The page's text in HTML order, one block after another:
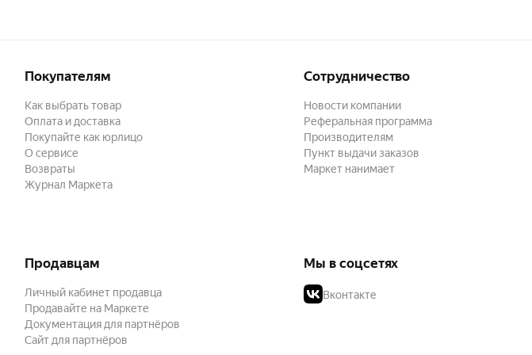
Покупателям
Как выбрать товар
Оплата и доставка
Покупайте как юрлицо
О сервисе
Возвраты
Журнал Маркета
Сотрудничество
Новости компании
Реферальная программа
Производителям
Пункт выдачи заказов
Маркет нанимает
Продавцам
Личный кабинет продавца
Продавайте на Маркете
Документация для партнёров
Сайт для партнёров
Мы в соцсетях
Вконтакте